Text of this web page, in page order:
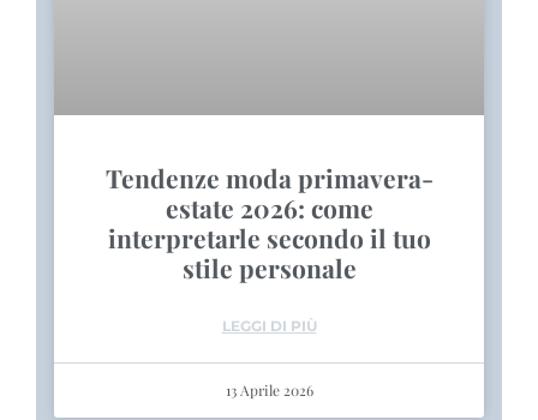
Tendenze moda primavera-
estate 2026: come
interpretarle secondo il tuo
stile personale
LEGGI DI PIÙ
13 Aprile 2026